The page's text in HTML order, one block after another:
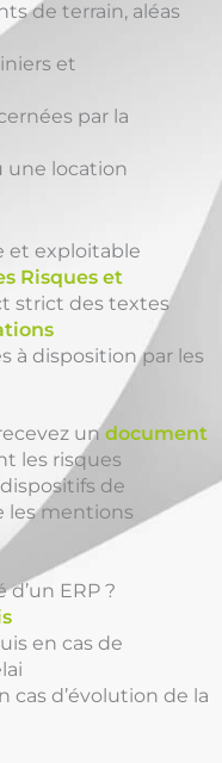
de terrain, aléas
et
par la
une location
et exploitable
Risques et
strict des textes
à disposition par les
undocument
les risques
de
les mentions
ERP ?
en cas de
cas d’évolution de la